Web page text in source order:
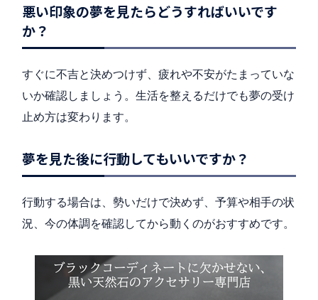
悪い印象の夢を見たらどうすればいいです
か？
すぐに不吉と決めつけず、疲れや不安がたまっていな
いか確認しましょう。生活を整えるだけでも夢の受け
止め方は変わります。
夢を見た後に行動してもいいですか？
行動する場合は、勢いだけで決めず、予算や相手の状
況、今の体調を確認してから動くのがおすすめです。